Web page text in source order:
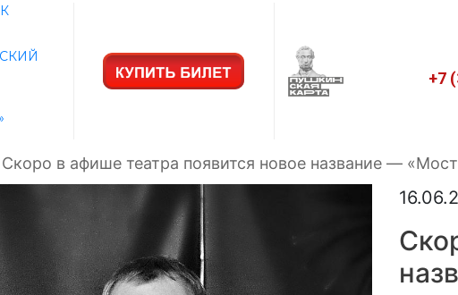
+7
Скоро в афише театра появится новое название —